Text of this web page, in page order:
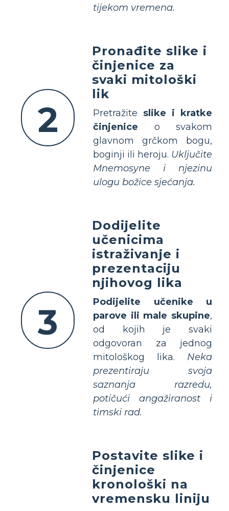
tijekom vremena.
2
Pronađite slike i
činjenice za
svaki mitološki
lik
Pretražite slike i kratke
činjenice o svakom
glavnom grčkom bogu,
boginji ili heroju. Uključite
Mnemosyne i njezinu
ulogu božice sjećanja.
3
Dodijelite
učenicima
istraživanje i
prezentaciju
njihovog lika
Podijelite učenike u
parove ili male skupine,
od kojih je svaki
odgovoran za jednog
mitološkog lika. Neka
prezentiraju svoja
saznanja razredu,
potičući angažiranost i
timski rad.
Postavite slike i
činjenice
kronološki na
vremensku liniju